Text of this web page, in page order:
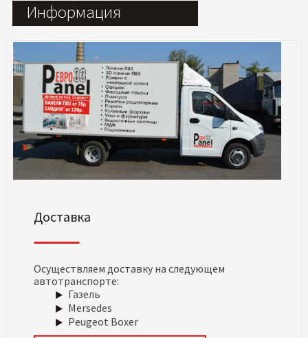
Информация
Доставка
Осуществляем доставку на следующем
автотранспорте:
Газель
Mersedes
Peugeot Boxer